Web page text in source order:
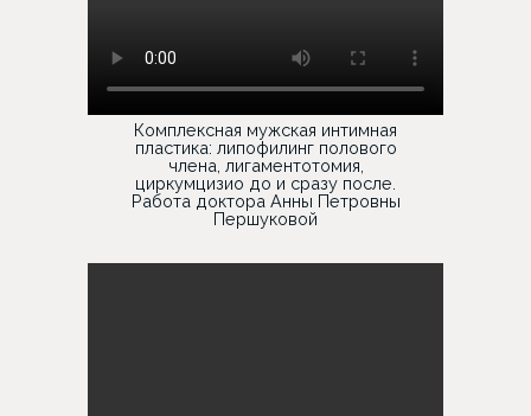
Комплексная мужская интимная
пластика: липофилинг полового
члена, лигаментотомия,
циркумцизио до и сразу после.
Работа доктора Анны Петровны
Першуковой